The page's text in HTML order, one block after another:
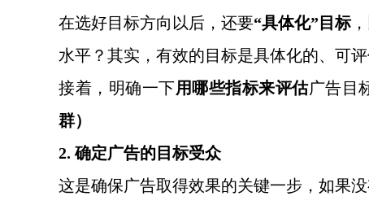
在选好目标方向以后，还要“具体化”目标
水平？其实，有效的目标是具体化的、可
接着，明确一下用哪些指标来评估广告目
群）
2. 确定广告的目标受众
这是确保广告取得效果的关键一步，如果